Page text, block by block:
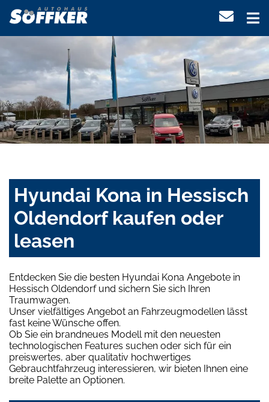
Hyundai Kona in Hessisch
Oldendorf kaufen oder
leasen
Entdecken Sie die besten Hyundai Kona Angebote in
Hessisch Oldendorf und sichern Sie sich Ihren
Traumwagen.
Unser vielfältiges Angebot an Fahrzeugmodellen lässt
fast keine Wünsche offen.
Ob Sie ein brandneues Modell mit den neuesten
technologischen Features suchen oder sich für ein
preiswertes, aber qualitativ hochwertiges
Gebrauchtfahrzeug interessieren, wir bieten Ihnen eine
breite Palette an Optionen.